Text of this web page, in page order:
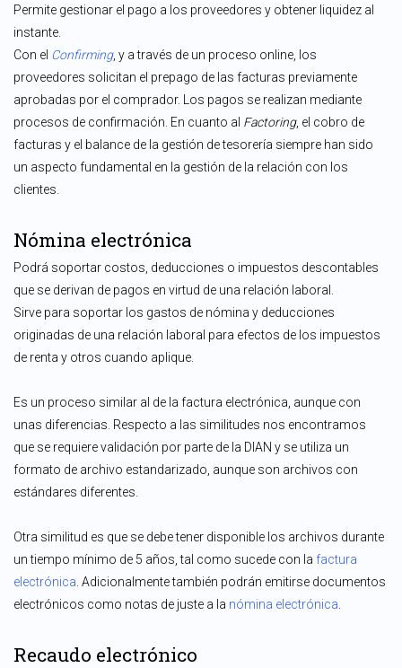
Permite gestionar el pago a los proveedores y obtener liquidez al
instante.
Con el Confirming, y a través de un proceso online, los
proveedores solicitan el prepago de las facturas previamente
aprobadas por el comprador. Los pagos se realizan mediante
procesos de confirmación. En cuanto al Factoring, el cobro de
facturas y el balance de la gestión de tesorería siempre han sido
un aspecto fundamental en la gestión de la relación con los
clientes.
Nómina electrónica
Podrá soportar costos, deducciones o impuestos descontables
que se derivan de pagos en virtud de una relación laboral.
Sirve para soportar los gastos de nómina y deducciones
originadas de una relación laboral para efectos de los impuestos
de renta y otros cuando aplique.
Es un proceso similar al de la factura electrónica, aunque con
unas diferencias. Respecto a las similitudes nos encontramos
que se requiere validación por parte de la DIAN y se utiliza un
formato de archivo estandarizado, aunque son archivos con
estándares diferentes.
Otra similitud es que se debe tener disponible los archivos durante
un tiempo mínimo de 5 años, tal como sucede con la factura
electrónica . Adicionalmente también podrán emitirse documentos
electrónicos como notas de juste a la nómina electrónica
Recaudo electrónico